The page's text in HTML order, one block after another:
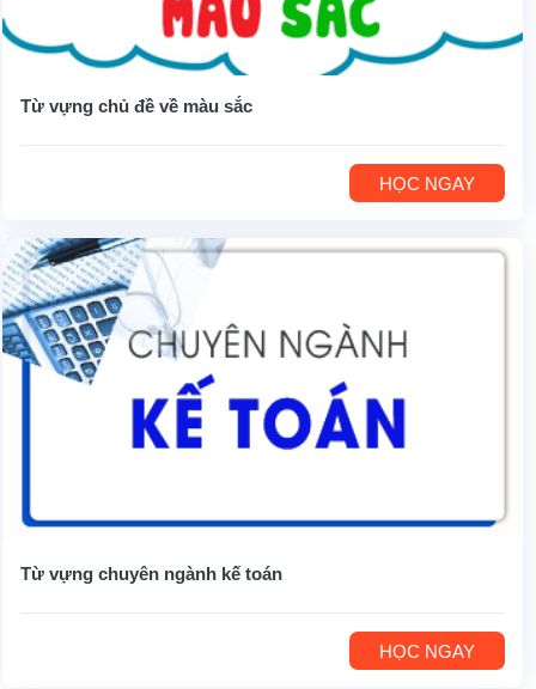
Từ vựng chủ đề về màu sắc
HỌC NGAY
Từ vựng chuyên ngành kế toán
HỌC NGAY